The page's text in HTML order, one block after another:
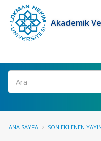
Akademik
Ara
ANA SAYFA SON EKLENEN